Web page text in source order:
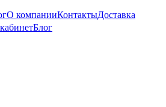
О компанииКонтактыДоставка
Блог